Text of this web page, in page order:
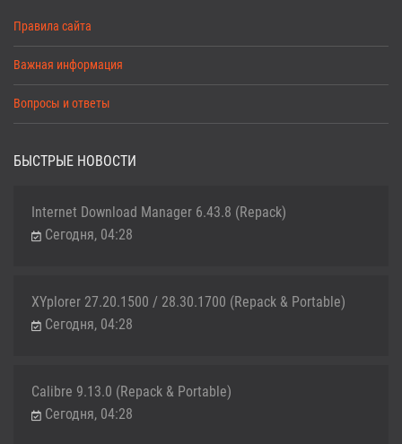
Правила сайта
Важная информация
Вопросы и ответы
БЫСТРЫЕ НОВОСТИ
Internet Download Manager 6.43.8 (Repack)
Сегодня, 04:28
XYplorer 27.20.1500 / 28.30.1700 (Repack & Portable)
Сегодня, 04:28
Calibre 9.13.0 (Repack & Portable)
Сегодня, 04:28